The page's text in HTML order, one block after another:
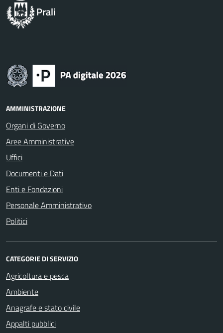
Prali
AMMINISTRAZIONE
Organi di Governo
Aree Amministrative
Uffici
Documenti e Dati
Enti e Fondazioni
Personale Amministrativo
Politici
CATEGORIE DI SERVIZIO
Agricoltura e pesca
Ambiente
Anagrafe e stato civile
Appalti pubblici